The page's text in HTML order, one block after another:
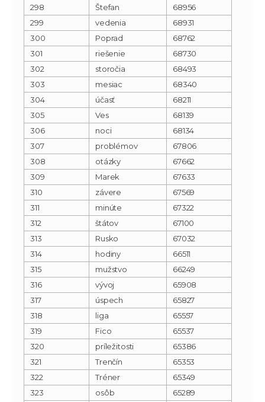
298 Štefan
68956
299
vedenia
68931
300
Poprad
68762
301
riešenie
68730
302
storočia
68493
303
mesiac
68340
304
účasť
68211
305
Ves
68139
306
noci
68134
307
problémov
67806
308
otázky
67662
309
Marek
67633
310
závere
67569
311
minúte
67322
312
štátov
67100
313
Rusko
67032
314
hodiny
66511
315
mužstvo
66249
316
vývoj
65908
317
úspech
65827
318
liga
65557
319
Fico
65537
320
príležitosti
65386
321
Trenčín
65353
322
Tréner
65349
323
osôb
65289